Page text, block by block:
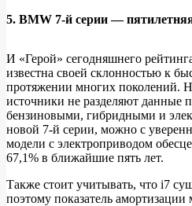
5. BMW 7-й серии —
И «Герой» сегодняшнего
известна своей склонностью к
протяжении многих поколений.
источники не разделяют данные
бензиновыми, гибридными и
новой 7-й серии, можно с
модели с электроприводом
67,1% в ближайшие пять лет.
Также стоит учитывать, что i7
поэтому показатель